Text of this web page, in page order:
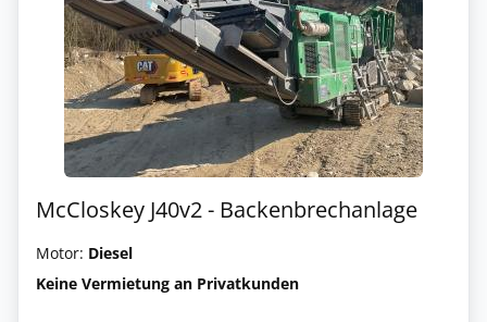
McCloskey J40v2 - Backenbrechanlage
Motor: Diesel
Keine Vermietung an Privatkunden